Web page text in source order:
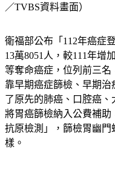
／TVBS資料畫面）
衛福部公布「112年癌症
13萬8051人，較111年增
等奪命癌症，位列前三
靠早期癌症篩檢、早期
了原先的肺癌 、 口腔癌 、
將胃癌篩檢納入公費補助
抗原檢測」，篩檢胃幽
樣。